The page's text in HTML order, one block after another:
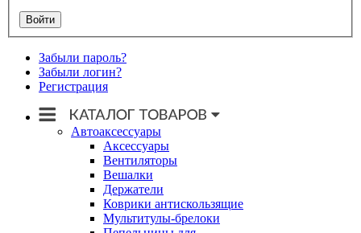
Забыли пароль?
Забыли логин?
Регистрация
Автоаксессуары
Аксессуары
Вентиляторы
Вешалки
Держатели
Коврики антискользящие
Мультитулы-брелоки